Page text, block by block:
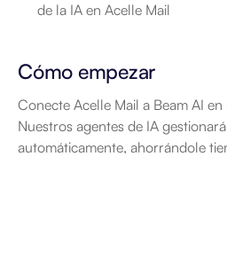
de la IA en Acelle Mail
Cómo empezar
Conecte Acelle Mail a Beam AI
Nuestros agentes de IA
automáticamente, ahorrándole